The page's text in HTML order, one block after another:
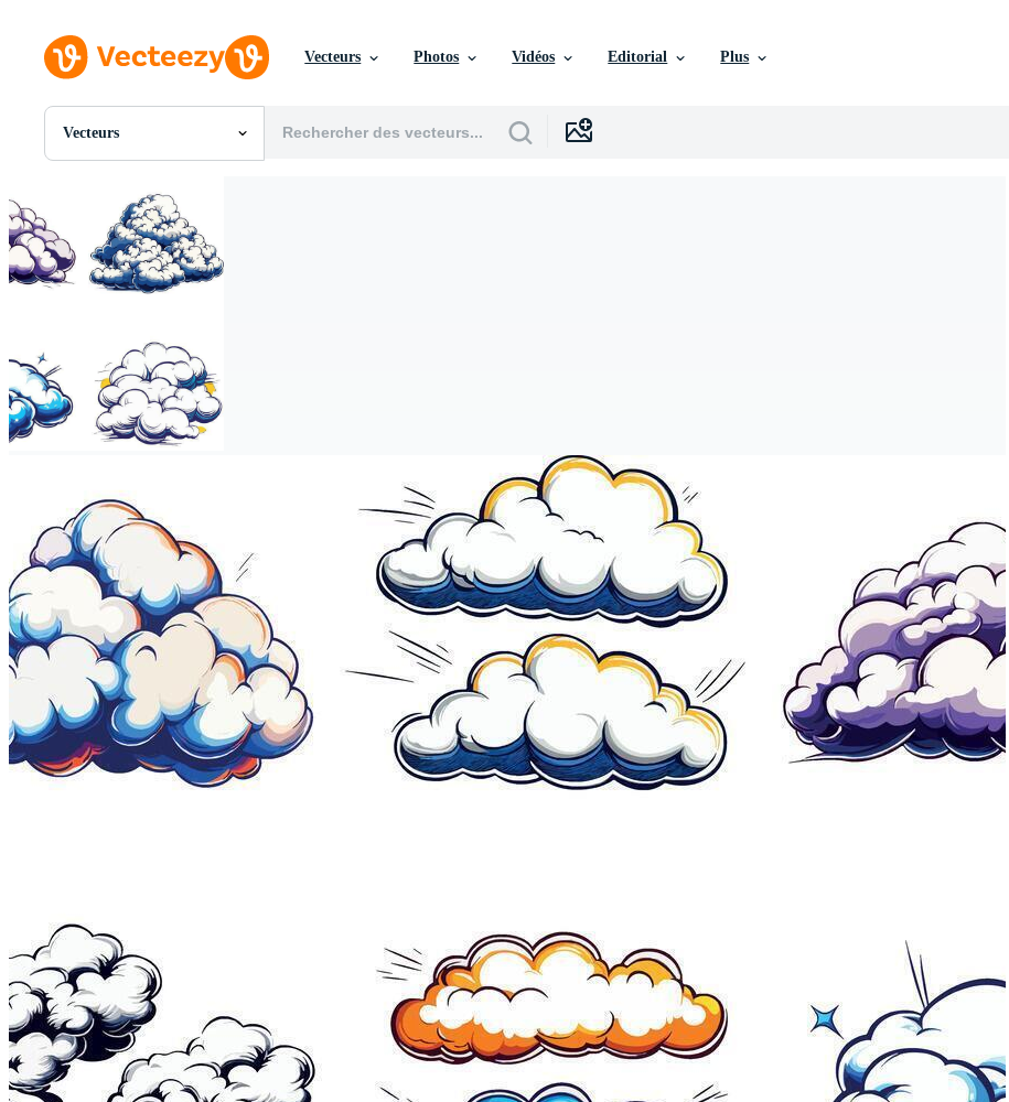
Vecteurs Photos Vidéos Editorial Plus
Vecteurs
Toutes Images
PNGs
PSDs
SVGs
Modèles
Vecteurs
Motion graphics
Images Éditoriales
Événements Éditoriaux